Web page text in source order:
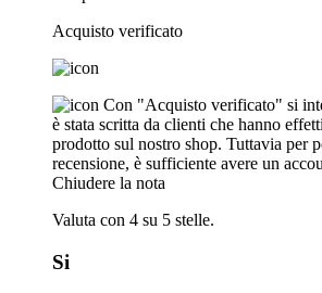
Acquisto verificato
Con "Acquisto verificato" si
è stata scritta da clienti che hanno
prodotto sul nostro shop. Tuttavia per
recensione, è sufficiente avere un
Chiudere la nota
Valuta con 4 su 5 stelle.
Si